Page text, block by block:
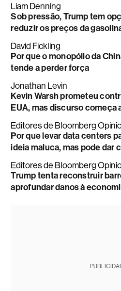
Liam Denning
Sob pressão, Trump tem
reduzir os preços da
David Fickling
Por que o monopólio da
tende a perder força
Jonathan Levin
Kevin Warsh prometeu
EUA, mas discurso começa
Editores de Bloomberg
Por que levar data centers
ideia maluca, mas pode dar
Editores de Bloomberg
Trump tenta reconstruir
aprofundar danos à